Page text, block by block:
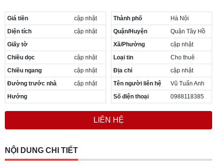
Cần thuê MBKD tại Phường Nghĩa Độ
Cần thuê MBKD tại Phường Phương Liệt
Cần thuê MBKD tại Phường Khương Đình
Cần thuê MBKD tại Phường Yên Sở
Cần thuê MBKD tại Phường Hoàng Liệt
Cần thuê MBKD tại Phường Định Công
Cần thuê MBKD tại Phường Tương Mai
Cần thuê MBKD tại Phường Vĩnh Hưng
Cần thuê MBKD tại Phường Lĩnh Nam
Cần thuê MBKD tại Phường Hồng Hà
Cần thuê MBKD tại Phường Láng
Cần thuê MBKD tại Phường Kim Liên
Cần thuê MBKD tại Phường Bạch Mai
Giá tiền
cập nhật
Diện tích
cập nhật
Giấy tờ
Chiều dọc
cập nhật
Chiều ngang
cập nhật
Đường trước nhà
cập nhật
Hướng
Thành phố
Hà Nội
Quận/Huyện
Quận Tây Hồ
Xã/Phường
cập nhật
Loại tin
Cho thuê
Địa chỉ
cập nhật
Tên người liên hệ
Vũ Tuấn Anh
Số điện thoại
0988118385
LIÊN HỆ
NỘI DUNG CHI TIẾT